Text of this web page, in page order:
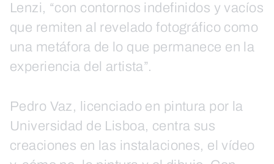
Lenzi, “con contornos indefinidos y vacíos
que remiten al revelado fotográfico como
una metáfora de lo que permanece en la
experiencia del artista”.
Pedro Vaz, licenciado en pintura por la
Universidad de Lisboa, centra sus
creaciones en las instalaciones, el vídeo